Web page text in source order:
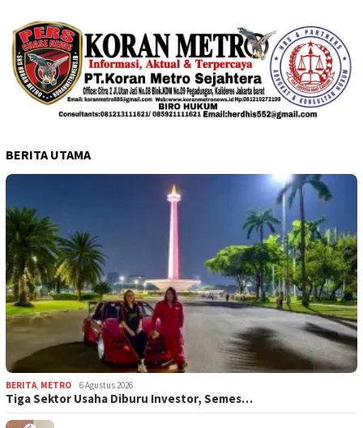
BERITA UTAMA
BERITA METRO 6 Agustus 2026
Tiga Sektor Usaha Diburu Investor, Semes…